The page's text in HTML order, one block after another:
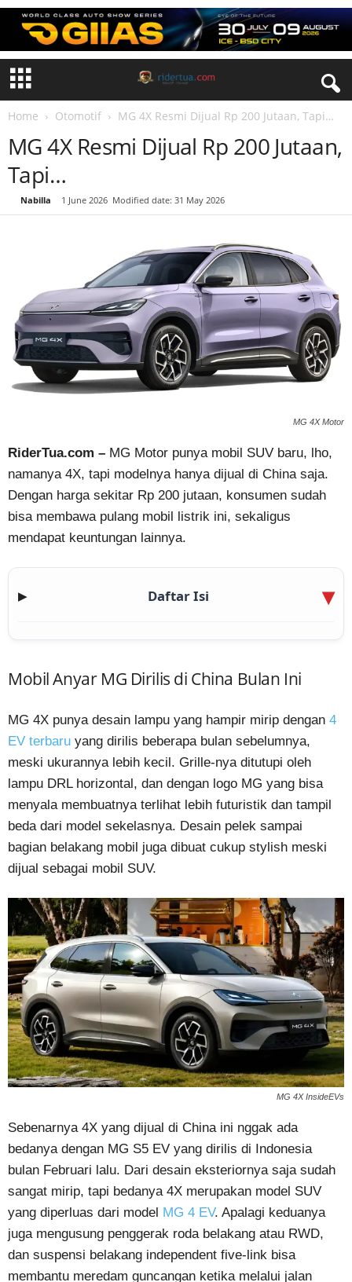
Home Otomotif MG 4X Resmi Dijual Rp 200 Jutaan, Tapi…
MG 4X Resmi Dijual Rp 200 Jutaan,
Tapi…
Nabilla 1 June 2026 Modified date: 31 May 2026
MG 4X Motor
RiderTua.com – MG Motor punya mobil SUV baru, lho,
namanya 4X, tapi modelnya hanya dijual di China saja.
Dengan harga sekitar Rp 200 jutaan, konsumen sudah
bisa membawa pulang mobil listrik ini, sekaligus
mendapat keuntungan lainnya.
▶ Daftar Isi
Mobil Anyar MG Dirilis di China Bulan Ini
MG 4X punya desain lampu yang hampir mirip dengan 4
EV terbaru yang dirilis beberapa bulan sebelumnya,
meski ukurannya lebih kecil. Grille-nya ditutupi oleh
lampu DRL horizontal, dan dengan logo MG yang bisa
menyala membuatnya terlihat lebih futuristik dan tampil
beda dari model sekelasnya. Desain pelek sampai
bagian belakang mobil juga dibuat cukup stylish meski
dijual sebagai mobil SUV.
MG 4X InsideEVs
Sebenarnya 4X yang dijual di China ini nggak ada
bedanya dengan MG S5 EV yang dirilis di Indonesia
bulan Februari lalu. Dari desain eksteriornya saja sudah
sangat mirip, tapi bedanya 4X merupakan model SUV
yang diperluas dari model MG 4 EV. Apalagi keduanya
juga mengusung penggerak roda belakang atau RWD,
dan suspensi belakang independent five-link bisa
membantu meredam guncangan ketika melalui jalan